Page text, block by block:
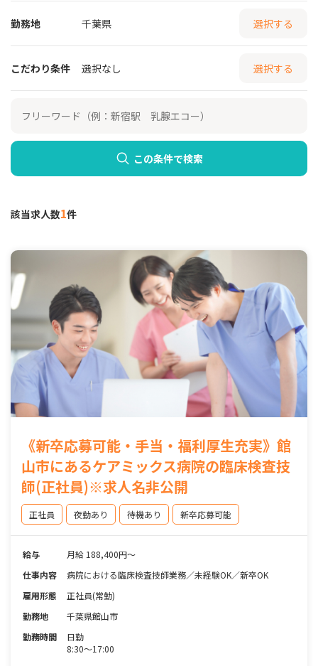
勤務地 千葉県 選択する
こだわり条件 選択なし 選択する
この条件で検索
該当求人数1件
《新卒応募可能・手当・福利厚生充実》館
山市にあるケアミックス病院の臨床検査技
師(正社員)※求人名非公開
正社員 夜勤あり 待機あり 新卒応募可能
給与
月給 188,400円〜
仕事内容
病院における臨床検査技師業務／未経験OK／新卒OK
雇用形態
正社員(常勤)
勤務地
千葉県館山市
勤務時間
日勤
8:30～17:00